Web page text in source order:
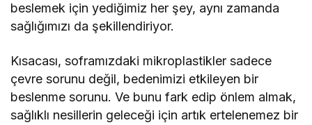
beslemek için yediğimiz her şey, aynı zamanda
sağlığımızı da şekillendiriyor.
Kısacası, soframızdaki mikroplastikler sadece
çevre sorunu değil, bedenimizi etkileyen bir
beslenme sorunu. Ve bunu fark edip önlem almak,
sağlıklı nesillerin geleceği için artık ertelenemez bir